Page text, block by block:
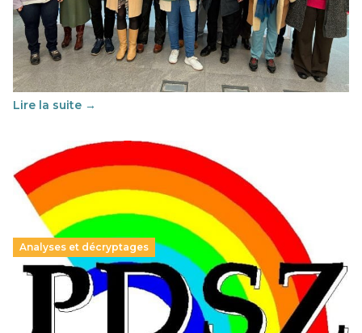
franco-espagnol pour changer d’approche
29 juin 2026-National
Cette année, l'UNSA Éducation a mené un projet Erasmus
soutenu par l'union Européenne et centré sur l'éducation
au vivre-ensemble : quelles différences entre la France…
Lire la suite →
Analyses et décryptages
Hongrie : du changement pour les politiques
éducatives, aussi !
25 juin 2026